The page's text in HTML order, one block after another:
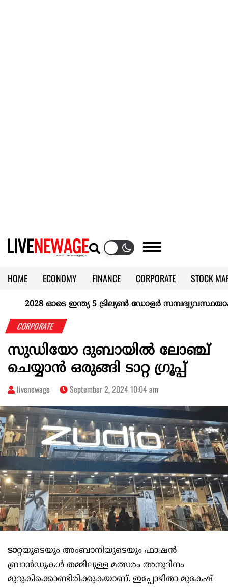
HOME ECONOMY FINANCE CORPORATE
STOCK
CALENDAR
KERALA @70
2028 ഓടെ ഇന്ത്യ 5 ട്രില്യണ്‍ ഡോളര്‍
CORPORATE
സുഡിയോ ദുബായിൽ ലോഞ്ച്
ചെയ്യാൻ ഒരുങ്ങി ടാറ്റ ഗ്രൂപ്പ്
livenewage September 2, 2024 10:04 am
ടാറ്റയുടെയും അംബാനിയുടെയും ഫാഷൻ
ബ്രാൻഡുകൾ തമ്മിലുള്ള മത്സരം അനുദിനം
മുറുകിക്കൊണ്ടിരിക്കുകയാണ്. ഇപ്പോഴിതാ മുകേഷ്